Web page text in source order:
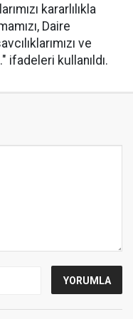
kararlılıkla
Daire
ve
kullanıldı.